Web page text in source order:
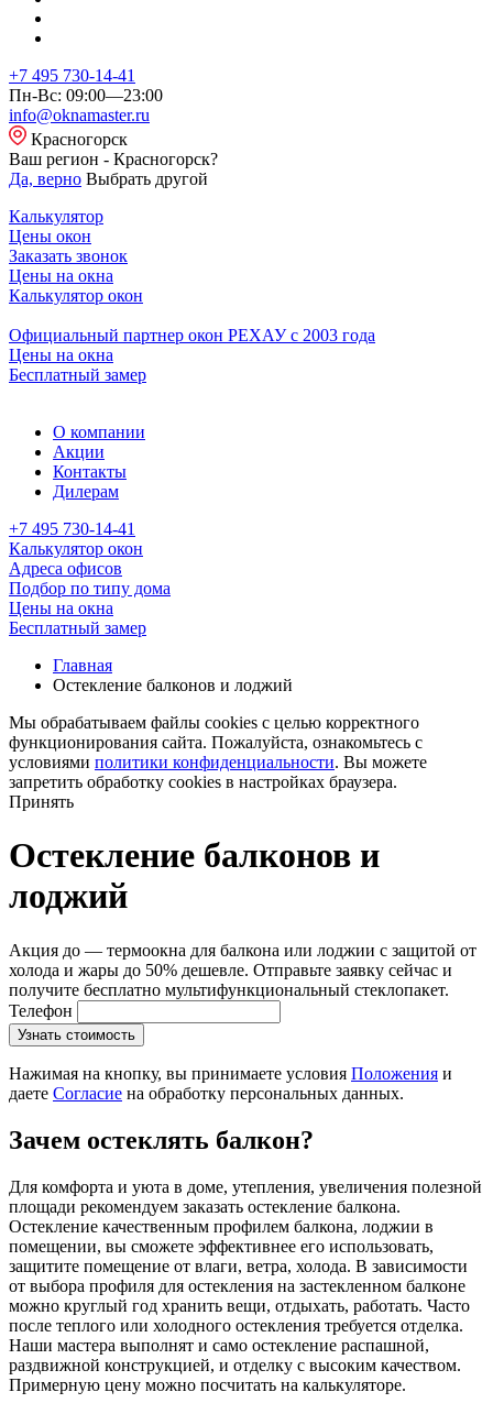
+7 495 730-14-41
Пн-Вс: 09:00—23:00
info@oknamaster.ru
Красногорск
Ваш регион - Красногорск?
Да, верно Выбрать другой
Калькулятор
Цены окон
Заказать звонок
Цены на окна
Калькулятор окон
Официальный партнер окон РЕХАУ с 2003 года
Цены на окна
Бесплатный замер
О компании
Акции
Контакты
Дилерам
+7 495 730-14-41
Калькулятор окон
Адреса офисов
Подбор по типу дома
Цены на окна
Бесплатный замер
Главная
Остекление балконов и лоджий
Мы обрабатываем файлы cookies с целью корректного
функционирования сайта. Пожалуйста, ознакомьтесь с
условиями политики конфиденциальности. Вы можете
запретить обработку cookies в настройках браузера.
Принять
Остекление балконов и
лоджий
Акция до — термоокна для балкона или лоджии с защитой от
холода и жары до 50% дешевле. Отправьте заявку сейчас и
получите бесплатно мультифункциональный стеклопакет.
Телефон
Узнать стоимость
Нажимая на кнопку, вы принимаете условия Положения и
даете Согласие на обработку персональных данных.
Зачем остеклять балкон?
Для комфорта и уюта в доме, утепления, увеличения полезной
площади рекомендуем заказать остекление балкона.
Остекление качественным профилем балкона, лоджии в
помещении, вы сможете эффективнее его использовать,
защитите помещение от влаги, ветра, холода. В зависимости
от выбора профиля для остекления на застекленном балконе
можно круглый год хранить вещи, отдыхать, работать. Часто
после теплого или холодного остекления требуется отделка.
Наши мастера выполнят и само остекление распашной,
раздвижной конструкцией, и отделку с высоким качеством.
Примерную цену можно посчитать на калькуляторе.